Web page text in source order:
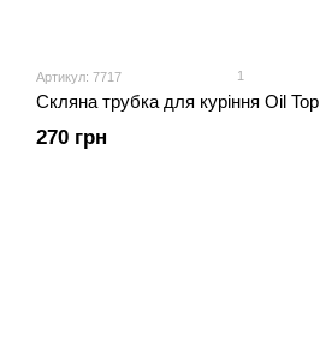
Артикул: 7717 1
Скляна трубка для куріння Oil Top
270 грн